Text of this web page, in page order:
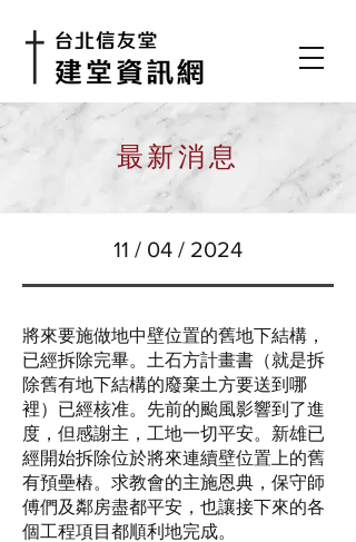
​最新消息
11 / 04 / 2024
將來要施做地中壁位置的舊地下結構，
已經拆除完畢。土石方計畫書（就是拆
除舊有地下結構的廢棄土方要送到哪
裡）已經核准。先前的颱風影響到了進
度，但感謝主，工地一切平安。新雄已
經開始拆除位於將來連續壁位置上的舊
有預壘樁。求教會的主施恩典，保守師
傅們及鄰房盡都平安，也讓接下來的各
個工程項目都順利地完成。